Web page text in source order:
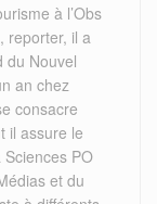
à l’Obs
reporter, il a
du Nouvel
an chez
consacre
il assure le
PO
et du